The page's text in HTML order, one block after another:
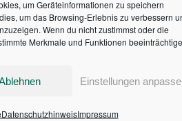
um Geräteinformationen zu speichern
um das Browsing-Erlebnis zu verbessern
Wenn du nicht zustimmst oder die
Merkmale und Funktionen
Ablehnen Einstellungen
DatenschutzhinweisImpressum